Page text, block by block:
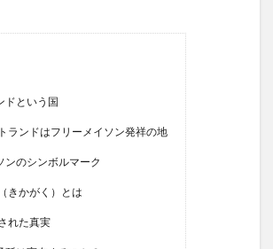
ドという国
ランドはフリーメイソン発祥の地
ンのシンボルマーク
きかがく）とは
れた真実